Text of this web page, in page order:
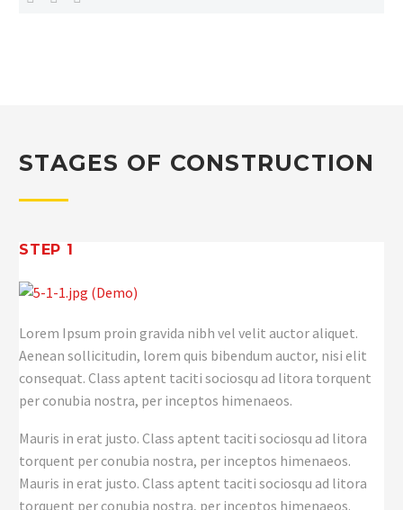
STAGES OF CONSTRUCTION
STEP 1
Lorem Ipsum proin gravida nibh vel velit auctor aliquet.
Aenean sollicitudin, lorem quis bibendum auctor, nisi elit
consequat. Class aptent taciti sociosqu ad litora torquent
per conubia nostra, per inceptos himenaeos.
Mauris in erat justo. Class aptent taciti sociosqu ad litora
torquent per conubia nostra, per inceptos himenaeos.
Mauris in erat justo. Class aptent taciti sociosqu ad litora
torquent per conubia nostra, per inceptos himenaeos.